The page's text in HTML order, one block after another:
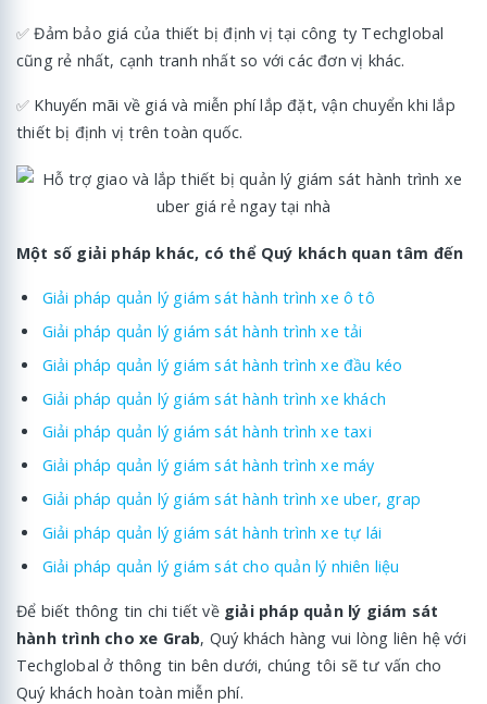
✅ Đảm bảo giá của thiết bị định vị tại công ty Techglobal
cũng rẻ nhất, cạnh tranh nhất so với các đơn vị khác.
✅ Khuyến mãi về giá và miễn phí lắp đặt, vận chuyển khi lắp
thiết bị định vị trên toàn quốc.
Một số giải pháp khác, có thể Quý khách quan tâm đến
Giải pháp quản lý giám sát hành trình xe ô tô
Giải pháp quản lý giám sát hành trình xe tải
Giải pháp quản lý giám sát hành trình xe đầu kéo
Giải pháp quản lý giám sát hành trình xe khách
Giải pháp quản lý giám sát hành trình xe taxi
Giải pháp quản lý giám sát hành trình xe máy
Giải pháp quản lý giám sát hành trình xe uber, grap
Giải pháp quản lý giám sát hành trình xe tự lái
Giải pháp quản lý giám sát cho quản lý nhiên liệu
Để biết thông tin chi tiết về giải pháp quản lý giám sát
hành trình cho xe Grab, Quý khách hàng vui lòng liên hệ với
Techglobal ở thông tin bên dưới, chúng tôi sẽ tư vấn cho
Quý khách hoàn toàn miễn phí.